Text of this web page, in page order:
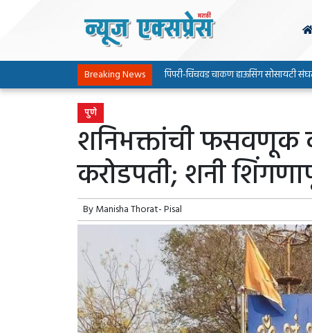
Breaking Newsपिंपरी-चिंचवड चाकण हाऊसिंग सोसायटी संघटनेच्या
पुणे
शनिभक्तांची फसवणूक
करोडपती; शनी
ByManisha Thorat- Pisal